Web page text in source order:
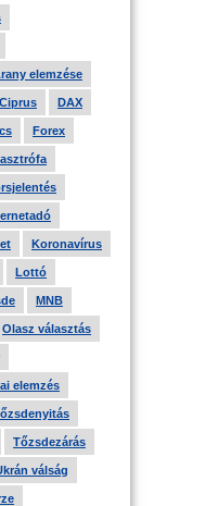
elemzése
Ciprus DAX
Forex
Koronavírus
Lottó
MNB
Olasz választás
elemzés
Tőzsdezárás
válság